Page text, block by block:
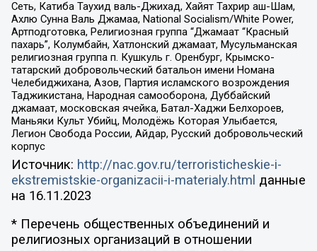
Сеть, Катиба Таухид валь-Джихад, Хайят Тахрир аш-Шам,
Ахлю Сунна Валь Джамаа, National Socialism/White Power,
Артподготовка, Религиозная группа “Джамаат “Красный
пахарь”, Колумбайн, Хатлонский джамаат, Мусульманская
религиозная группа п. Кушкуль г. Оренбург, Крымско-
татарский добровольческий батальон имени Номана
Челебиджихана, Азов, Партия исламского возрождения
Таджикистана, Народная самооборона, Дуббайский
джамаат, московская ячейка, Батал-Хаджи Белхороев,
Маньяки Культ Убийц, Молодёжь Которая Улыбается,
Легион Свобода России, Айдар, Русский добровольческий
корпус
Источник: http://nac.gov.ru/terroristicheskie-i-
ekstremistskie-organizacii-i-materialy.html данные
на 16.11.2023
* Перечень общественных объединений и
религиозных организаций в отношении